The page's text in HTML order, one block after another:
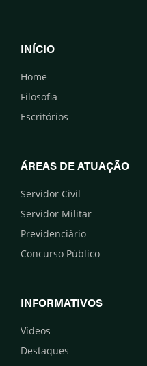
INÍCIO
Home
Filosofia
Escritórios
ÁREAS DE ATUAÇÃO
Servidor Civil
Servidor Militar
Previdenciário
Concurso Público
INFORMATIVOS
Vídeos
Destaques